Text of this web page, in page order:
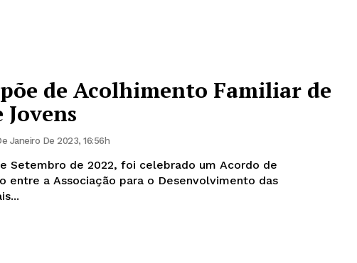
de Acolhimento Familiar de
Jovens
Janeiro De 2023, 16:56h
Setembro de 2022, foi celebrado um Acordo de
entre a Associação para o Desenvolvimento das